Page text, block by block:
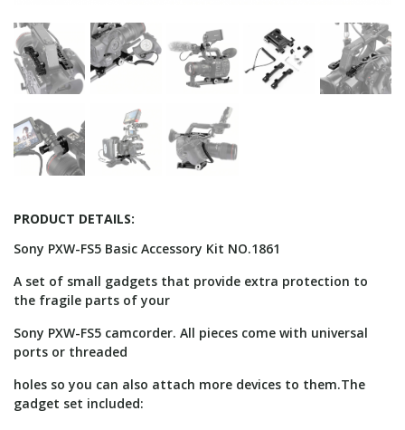
PRODUCT DETAILS:
Sony PXW-FS5 Basic Accessory Kit NO.1861
A set of small gadgets that provide extra protection to
the fragile parts of your
Sony PXW-FS5 camcorder. All pieces come with universal
ports or threaded
holes so you can also attach more devices to them.The
gadget set included: